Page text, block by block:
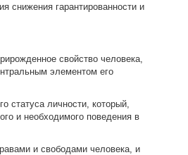
снижения гарантированности и
свойство человека,
элементом его
статуса личности, который,
и необходимого поведения в
и свободами человека, и